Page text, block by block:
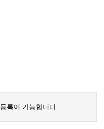
록이 가능합니다.